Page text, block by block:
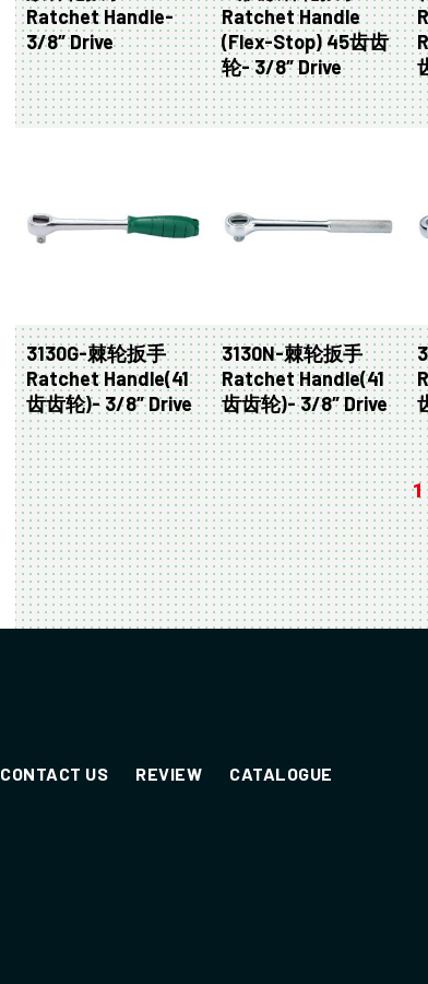
Ratchet Handle-
3/8″ Drive
Ratchet Handle
(Flex-Stop) 45齿齿
轮- 3/8″ Drive
3130G-棘轮扳手
Ratchet Handle(41
齿齿轮)- 3/8″ Drive
3130N-棘轮扳手
Ratchet Handle(41
齿齿轮)- 3/8″ Drive
1
CONTACT US REVIEW CATALOGUE